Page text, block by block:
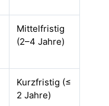
Mittelfristig
(2–4 Jahre)
Kurzfristig (≤
2 Jahre)